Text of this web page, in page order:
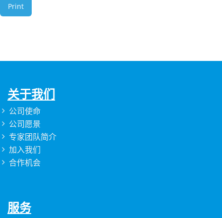
Print
关于我们
公司使命
公司愿景
专家团队简介
加入我们
合作机会
服务